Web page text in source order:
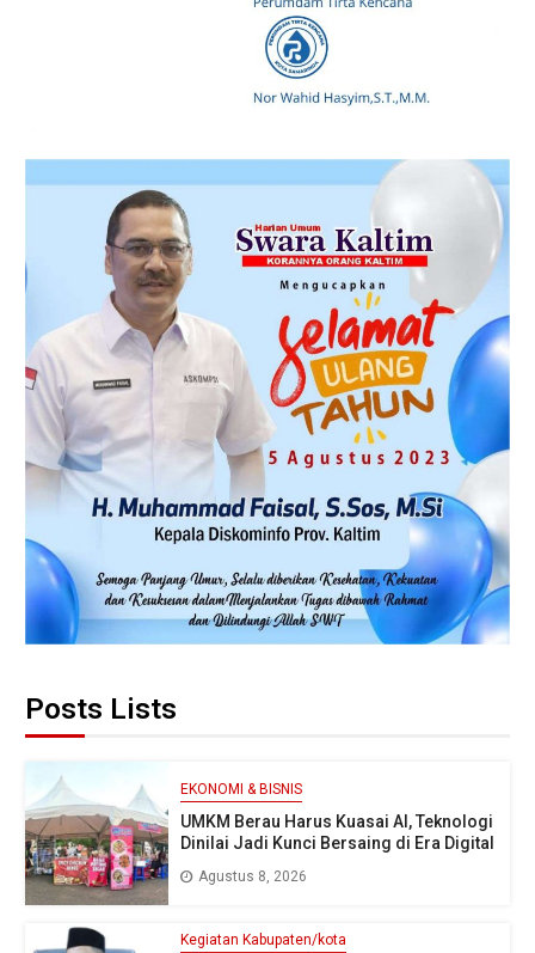
Posts Lists
EKONOMI & BISNIS
UMKM Berau Harus Kuasai AI, Teknologi
Dinilai Jadi Kunci Bersaing di Era Digital
Agustus 8, 2026
Kegiatan Kabupaten/kota